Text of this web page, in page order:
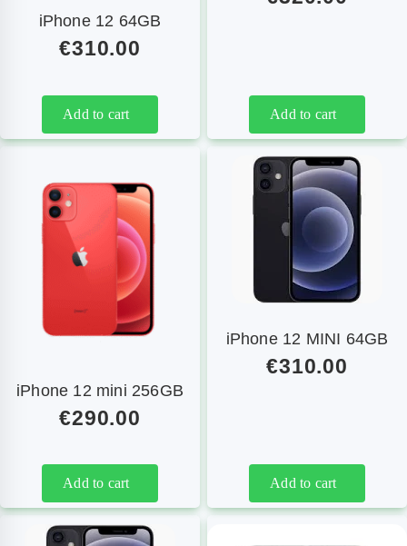
iPhone 12 64GB
€310.00
Add to cart Add to cart
iPhone 12 mini 256GB
€290.00
Add to cart
iPhone 12 MINI 64GB
€310.00
Add to cart